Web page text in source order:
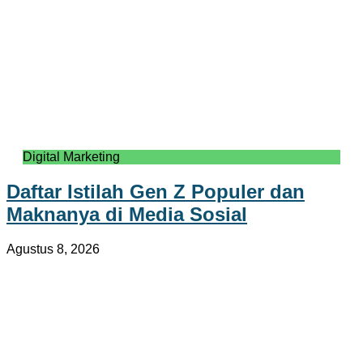
Digital Marketing
Daftar Istilah Gen Z Populer dan
Maknanya di Media Sosial
Agustus 8, 2026